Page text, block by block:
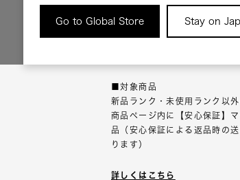
Go to Global Store Stay on
返品について
■対象商品
新品ランク・未使用ランク以
商品ページ内に【安心保証】
品（安心保証による返品時の
ります）
詳しくはこちら